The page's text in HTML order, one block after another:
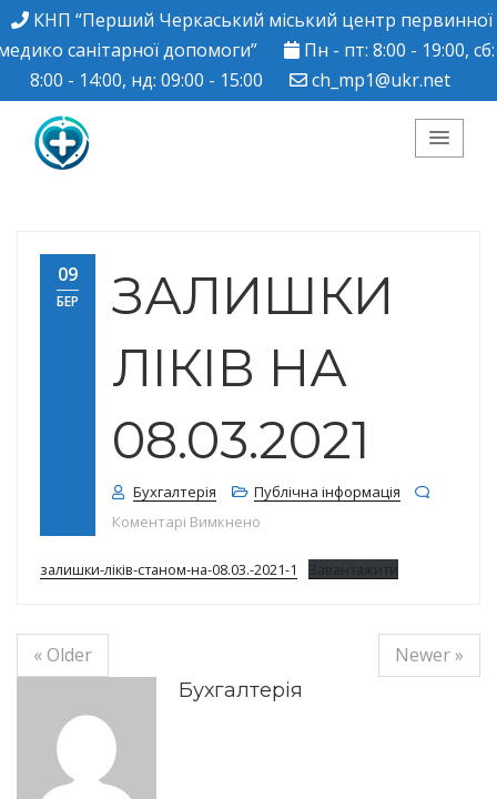
КНП “Перший Черкаський міський центр первинної
санітарної допомоги”
Пн - пт: 8:00 - 19:00, сб:
8:00 - 14:00, нд: 09:00 - 15:00
ch_mp1@ukr.net
Черкаський міський
центр ПМСД"
09
БЕР
ЗАЛИШКИ
ЛІКІВ НА
08.03.2021
Бухгалтерія
Публічна інформація
Коментарі Вимкнено
залишки-ліків-станом-на-08.03.-2021-1 Завантажити
« Older
Newer »
Бухгалтерія